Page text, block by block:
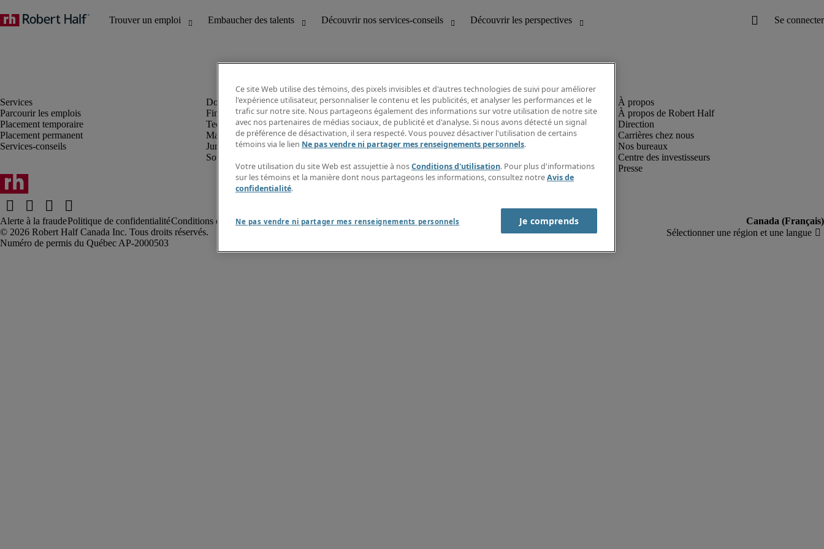
Parcourir les emplois
Placement temporaire
Placement permanent
Services-conseils
Finance et comptabilité
Technologie
Marketing et création
Juridique
Soutien administratif et à la clientèle
Découvrir les perspectives
Répertoire d’emplois
Guide salarial
Rapports de temps
Contactez-nous
À propos de Robert Half
Direction
Carrières chez nous
Nos bureaux
Centre des investisseurs
Presse
Alerte à la fraudePolitique de confidentialitéConditions d’utilisation Rapport sur l'esclavage moderne
Robert Half Canada Inc. Tous droits réservés.
Ce site Web utilise des témoins, des pixels invisibles et d'autres technologies de suivi pour améliorer
l'expérience utilisateur, personnaliser le contenu et les publicités, et analyser les performances et le
trafic sur notre site. Nous partageons également des informations sur votre utilisation de notre site
avec nos partenaires de médias sociaux, de publicité et d'analyse. Si nous avons détecté un signal
de préférence de désactivation, il sera respecté. Vous pouvez désactiver l'utilisation de certains
témoins via le lien Ne pas vendre ni partager mes renseignements personnels.
Votre utilisation du site Web est assujettie à nosConditions d'utilisation. Pour plus d'informations
sur les témoins et la manière dont nous partageons les informations, consultez notreAvis de
confidentialité.
Ne pas vendre ni partager mes renseignements personnels Je comprends